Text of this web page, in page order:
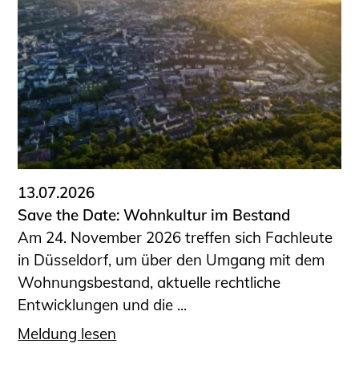
13.07.2026
Save the Date: Wohnkultur im Bestand
Am 24. November 2026 treffen sich Fachleute
in Düsseldorf, um über den Umgang mit dem
Wohnungsbestand, aktuelle rechtliche
Entwicklungen und die ...
Meldung lesen